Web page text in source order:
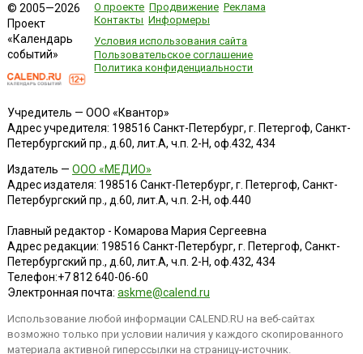
© 2005—2026
Проект
«Календарь
событий»
О проекте Продвижение Реклама
Контакты Информеры
Условия использования сайта
Пользовательское соглашение
Политика конфиденциальности
Учредитель — ООО «Квантор»
Адрес учредителя: 198516 Санкт-Петербург, г. Петергоф, Санкт-
Петербургский пр., д.60, лит.А, ч.п. 2-Н, оф.432, 434
Издатель — ООО «МЕДИО»
Адрес издателя: 198516 Санкт-Петербург, г. Петергоф, Санкт-
Петербургский пр., д.60, лит.А, ч.п. 2-Н, оф.440
Главный редактор - Комарова Мария Сергеевна
Адрес редакции: 198516 Санкт-Петербург, г. Петергоф, Санкт-
Петербургский пр., д.60, лит.А, ч.п. 2-Н, оф.432, 434
Телефон:+7 812 640-06-60
Электронная почта: askme@calend.ru
Использование любой информации CALEND.RU на веб-сайтах
возможно только при условии наличия у каждого скопированного
материала активной гиперссылки на страницу-источник.